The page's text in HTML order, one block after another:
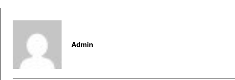
Admin